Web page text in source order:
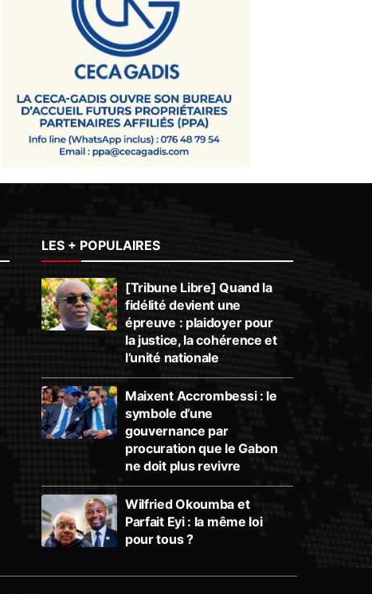
LES + POPULAIRES
[Tribune Libre] Quand la
fidélité devient une
épreuve : plaidoyer pour
la justice, la cohérence et
l’unité nationale
Maixent Accrombessi : le
symbole d’une
gouvernance par
procuration que le Gabon
ne doit plus revivre
Wilfried Okoumba et
Parfait Eyi : la même loi
pour tous ?